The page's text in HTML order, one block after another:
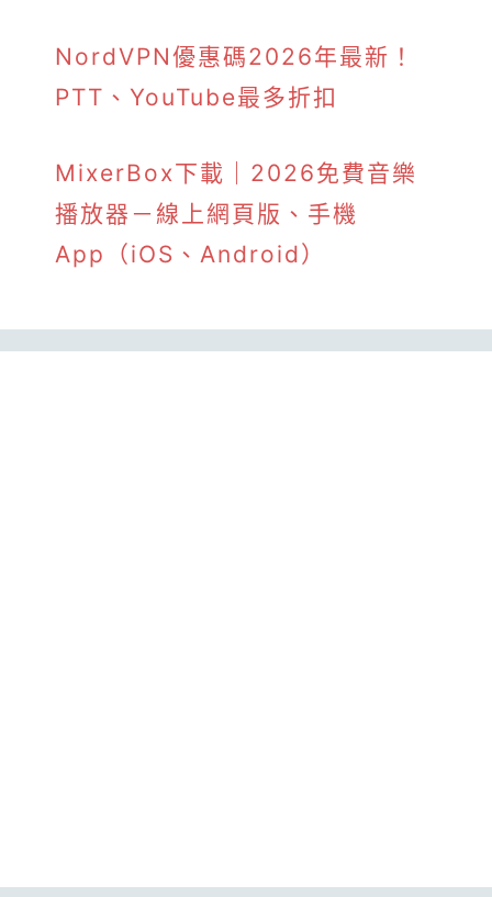
NordVPN優惠碼2026年最新！
PTT、YouTube最多折扣
MixerBox下載｜2026免費音樂
播放器－線上網頁版、手機
App（iOS、Android）